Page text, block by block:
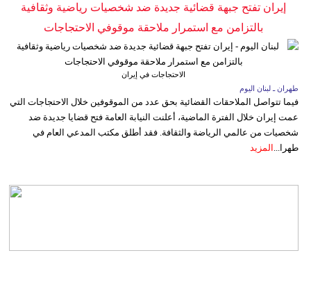
إيران تفتح جبهة قضائية جديدة ضد شخصيات رياضية وثقافية
بالتزامن مع استمرار ملاحقة موقوفي الاحتجاجات
الاحتجاجات في إيران
طهران ـ لبنان اليوم
فيما تتواصل الملاحقات القضائية بحق عدد من الموقوفين خلال الاحتجاجات التي
عمت إيران خلال الفترة الماضية، أعلنت النيابة العامة فتح قضايا جديدة ضد
شخصيات من عالمي الرياضة والثقافة. فقد أطلق مكتب المدعي العام في
طهرا... المزيد